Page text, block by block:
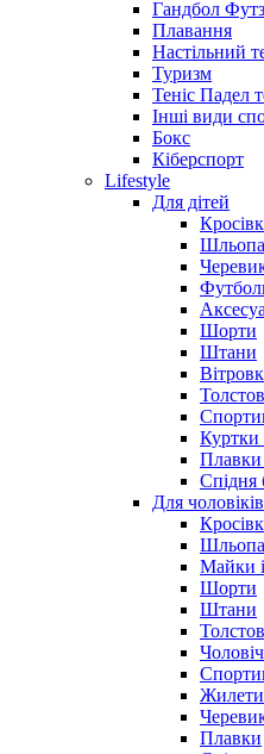
Гандбол
Плавання
Настільний
Туризм
Теніс Падел
Інші види
Бокс
Кіберспорт
Lifestyle
Для дітей
Шорти
Штани
Куртки
Плавки
Спідня
Для чоловіків
Майки
Шорти
Штани
Жилети
Плавки